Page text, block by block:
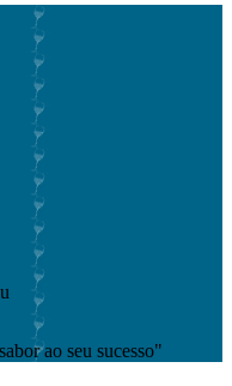
ao seu sucesso"